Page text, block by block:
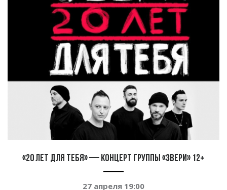
«20 лет для тебя» — концерт группы «Звери» 12+
27 апреля 19:00